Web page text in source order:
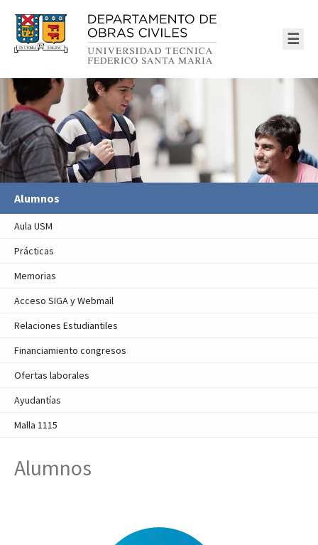
☰
Alumnos
Aula USM
Prácticas
Memorias
Acceso SIGA y Webmail
Relaciones Estudiantiles
Financiamiento congresos
Ofertas laborales
Ayudantías
Malla 1115
Alumnos